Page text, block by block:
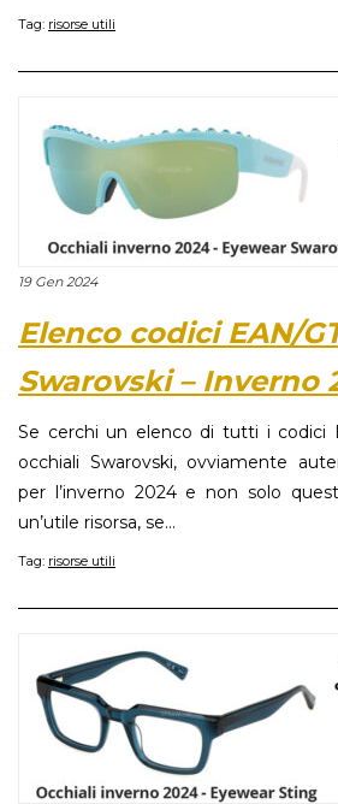
Tag: risorse utili
19 Gen 2024
Elenco codici EAN/
Swarovski – Inverno
Se cerchi un elenco di tutti i codici
occhiali Swarovski, ovviamente
per l’inverno 2024 e non solo
un’utile risorsa, se...
Tag: risorse utili